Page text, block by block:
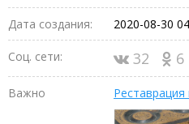
Дата создания: 2020-08-30
Соц. сети: 32 6
Важно Реставрация